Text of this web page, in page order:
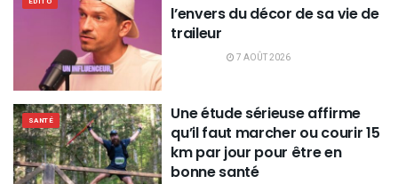
l’envers du décor de sa vie de
traileur
7 AOÛT 2026
SANTÉ
Une étude sérieuse affirme
qu’il faut marcher ou courir 15
km par jour pour être en
bonne santé